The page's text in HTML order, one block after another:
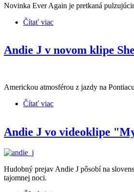
Novinka Ever Again je pretkaná
Čítať viac
Andie J v novom klipe
Americkou atmosférou z jazdy na
Čítať viac
Andie J vo videoklipe
Hudobný prejav Andie J pôsobí na
tajomnej noci.